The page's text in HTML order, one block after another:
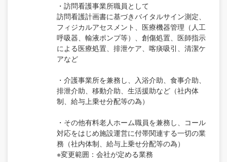
・訪問看護事業所職員として
訪問看護計画書に基づきバイタルサイン測定、
フィジカルアセスメント、医療機器管理（人工
呼吸器、輸液ポンプ等）、創傷処置、医師指示
による医療処置、排泄ケア、喀痰吸引、清潔ケ
アなど
・介護事業所を兼務し、入浴介助、食事介助、
排泄介助、移動介助、生活援助など（社内体
制、給与上乗せ分配等の為）
・その他有料老人ホーム職員を兼務し、コール
対応をはじめ施設運営に付帯関連する一切の業
務（社内体制、給与上乗せ分配等の為）
※変更範囲：会社が定める業務